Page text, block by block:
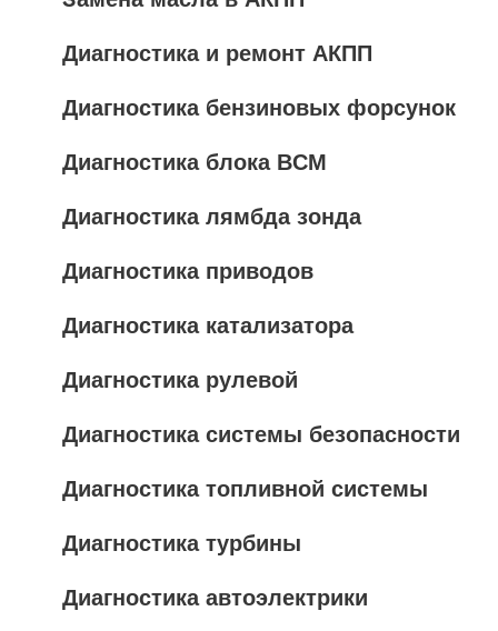
Диагностика и ремонт АКПП
Диагностика бензиновых форсунок
Диагностика блока BCM
Диагностика лямбда зонда
Диагностика приводов
Диагностика катализатора
Диагностика рулевой
Диагностика системы безопасности
Диагностика топливной системы
Диагностика турбины
Диагностика автоэлектрики